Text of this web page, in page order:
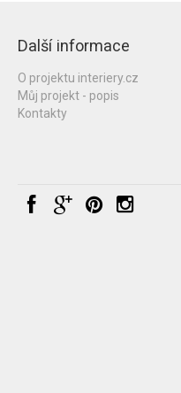
Další informace
O projektu interiery.cz
Můj projekt - popis
Kontakty